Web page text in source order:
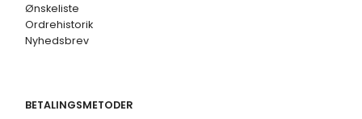
Ønskeliste
Ordrehistorik
Nyhedsbrev
BETALINGSMETODER